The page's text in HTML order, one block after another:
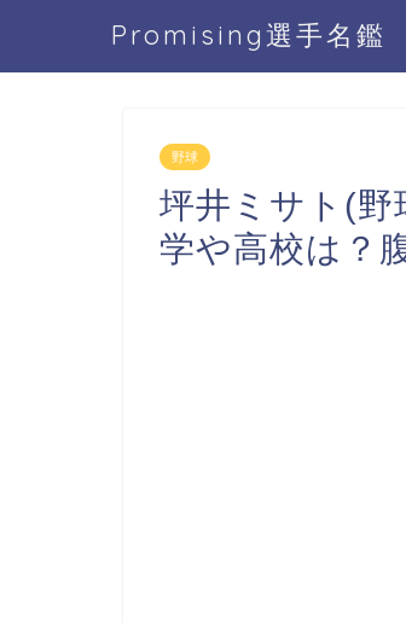
Promising選手名鑑
野球
坪井ミサト(野
学や高校は？